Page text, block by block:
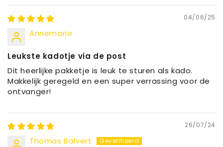
04/06/25
Annemarie
Leukste kadotje via de post
Dit heerlijke pakketje is leuk te sturen als kado.
Makkelijk geregeld en een super verrassing voor de
ontvanger!
26/07/24
Thomas Balvert